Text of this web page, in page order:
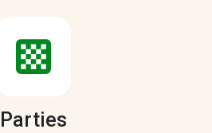
Parties